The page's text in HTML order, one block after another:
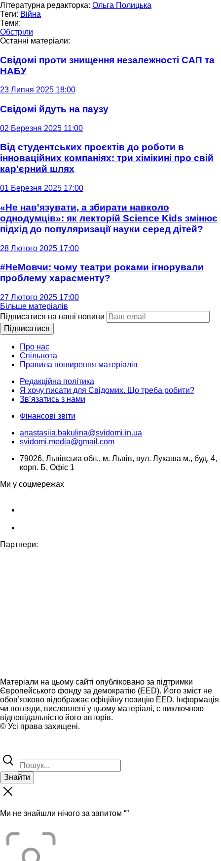
Літературна редакторка: Ольга Полицька
Теги: Війна
Теми:
Обстріли
Останні матеріали:
Свідомі проти знищення незалежності САП та
НАБУ
23 Липня 2025 18:00
Свідомі йдуть на паузу
02 Березня 2025 11:00
Від студентських проєктів до роботи в
інноваційних компаніях: три хімікині про свій
кар'єрний шлях
01 Березня 2025 17:00
«Не нав'язувати, а збирати навколо
однодумців»: як лекторій Science Kids змінює
підхід до популяризації науки серед дітей?
28 Лютого 2025 17:00
#НеМовчи: чому театри роками ігнорували
проблему харасменту?
27 Лютого 2025 17:00
Більше матеріалів
Підписатися на наші новини
Підписатися
Про нас
Спільнота
Правила поширення матеріалів
Редакційна політика
Я хочу писати для Свідомих. Що треба робити?
Зв’язатись з нами
Фінансові звіти
anastasiia.bakulina@svidomi.in.ua
svidomi.media@gmail.com
79026, Львівська обл., м. Львів, вул. Лукаша м., буд. 4,
корп. Б, Офіс 1
Ми у соцмережах
Партнери:
Матеріали на цьому сайті опубліковано за підтримки
Європейського фонду за демократію (EED). Його зміст не
обов’язково відображає офіційну позицію EED. Інформація
чи погляди, висловлені у цьому матеріалі, є виключною
відповідальністю його авторів.
© Усі права захищені.
Знайти
Ми не знайшли нічого за запитом “”